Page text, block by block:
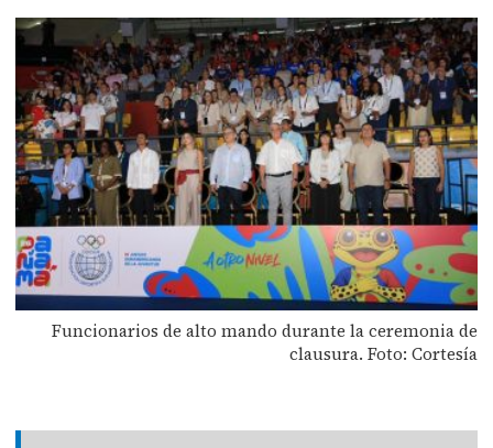
Funcionarios de alto mando durante la ceremonia de
clausura. Foto: Cortesía